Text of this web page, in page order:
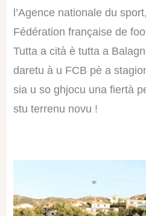
l’Agence nationale du
Fédération française de
Tutta a cità è tutta a
daretu à u FCB pè a
sia u so ghjocu una fiertà
stu terrenu novu !